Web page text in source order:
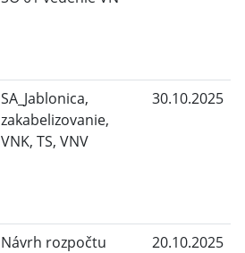
SA_Jablonica,
zakabelizovanie,
VNK, TS, VNV
30.10.2025
Návrh rozpočtu
20.10.2025